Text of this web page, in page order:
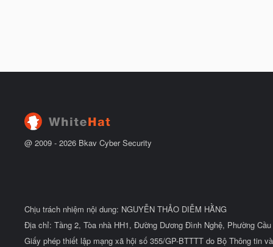
@ 2009 - 2026 Bkav Cyber Security
Chịu trách nhiệm nội dung: NGUYỄN THẢO DIỄM HẰNG
Địa chỉ: Tầng 2, Tòa nhà HH1, Đường Dương Đình Nghệ, Phường
Giấy phép thiết lập mạng xã hội số 355/GP-BTTTT do Bộ Thông tin